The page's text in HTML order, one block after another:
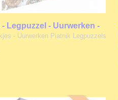
- Legpuzzel - Uurwerken -
- Uurwerken Piatnik Legpuzzels